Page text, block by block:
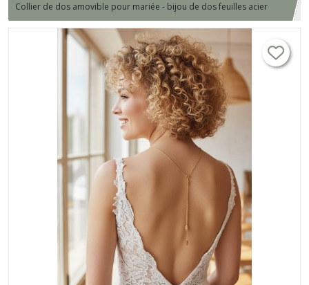
Collier de dos amovible pour mariée - bijou de dos feuilles acier
inoxydable doré.